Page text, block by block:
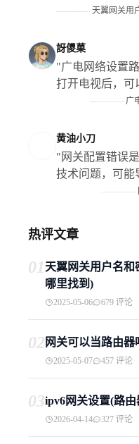
管理系统，在系
的多项任务。**
改之前请确保您
息以防止可能
———— 天翼网关用户
訝儍菓
"广电网络设置
打开电视后，可
的左下方有”设
单项并点击进入
请按照提示进行
以太网接口即可
————广
黄油小刀
"网关配置错误
技术问题，可能
慢甚至安全隐
信息使用向导固
问题同时提高技
工具也是预防的
待更多智能化的
稳定性和安全性"
————
热评文章
01天翼网关用户名
哪里找到)
2025-05-06 679 评论
02 网关可以当路由
2025-05-07 457 评论
03ipv6网关设置(路
2026-04-14 327 评论